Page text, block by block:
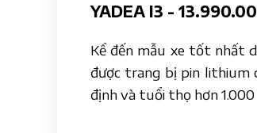
YADEA I3 -
Kể đến mẫu xe tốt nhất
được trang bị pin lithium
định và tuổi thọ hơn 1.000